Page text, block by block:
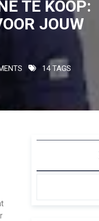
TE KOOP:
JOUW
14 TAGS